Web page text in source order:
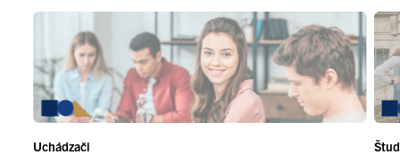
Uchádzači